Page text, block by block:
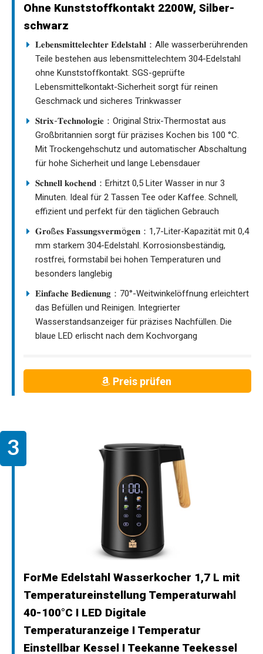
Ohne Kunststoffkontakt 2200W, Silber-
schwarz
𝐋𝐞𝐛𝐞𝐧𝐬𝐦𝐢𝐭𝐭𝐞𝐥𝐞𝐜𝐡𝐭𝐞𝐫 𝐄𝐝𝐞𝐥𝐬𝐭𝐚𝐡𝐥：Alle wasserberührenden
Teile bestehen aus lebensmittelechtem 304-Edelstahl
ohne Kunststoffkontakt. SGS-geprüfte
Lebensmittelkontakt-Sicherheit sorgt für reinen
Geschmack und sicheres Trinkwasser
𝐒𝐭𝐫𝐢𝐱-𝐓𝐞𝐜𝐡𝐧𝐨𝐥𝐨𝐠𝐢𝐞：Original Strix-Thermostat aus
Großbritannien sorgt für präzises Kochen bis 100 °C.
Mit Trockengehschutz und automatischer Abschaltung
für hohe Sicherheit und lange Lebensdauer
𝐒𝐜𝐡𝐧𝐞𝐥𝐥 𝐤𝐨𝐜𝐡𝐞𝐧𝐝：Erhitzt 0,5 Liter Wasser in nur 3
Minuten. Ideal für 2 Tassen Tee oder Kaffee. Schnell,
effizient und perfekt für den täglichen Gebrauch
𝐆𝐫𝐨ß𝐞𝐬 𝐅𝐚𝐬𝐬𝐮𝐧𝐠𝐬𝐯𝐞𝐫𝐦ö𝐠𝐞𝐧：1,7-Liter-Kapazität mit 0,4
mm starkem 304-Edelstahl. Korrosionsbeständig,
rostfrei, formstabil bei hohen Temperaturen und
besonders langlebig
𝐄𝐢𝐧𝐟𝐚𝐜𝐡𝐞 𝐁𝐞𝐝𝐢𝐞𝐧𝐮𝐧𝐠：70°-Weitwinkelöffnung erleichtert
das Befüllen und Reinigen. Integrierter
Wasserstandsanzeiger für präzises Nachfüllen. Die
blaue LED erlischt nach dem Kochvorgang
Preis prüfen
ForMe Edelstahl Wasserkocher 1,7 L mit
Temperatureinstellung Temperaturwahl
40-100°C I LED Digitale
Temperaturanzeige I Temperatur
Einstellbar Kessel I Teekanne Teekessel